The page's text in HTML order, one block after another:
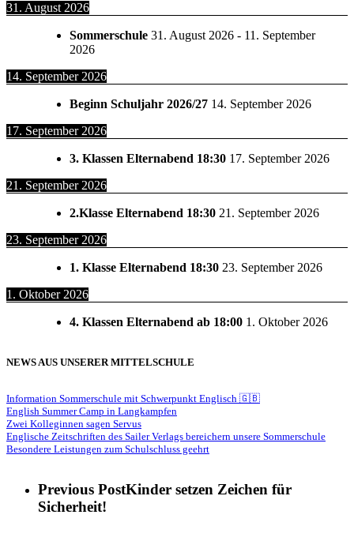
31. August 2026
Sommerschule 31. August 2026 - 11. September
2026
14. September 2026
Beginn Schuljahr 2026/27 14. September 2026
17. September 2026
3. Klassen Elternabend 18:30 17. September 2026
21. September 2026
2.Klasse Elternabend 18:30 21. September 2026
23. September 2026
1. Klasse Elternabend 18:30 23. September 2026
1. Oktober 2026
4. Klassen Elternabend ab 18:00 1. Oktober 2026
NEWS AUS UNSERER MITTELSCHULE
Information Sommerschule mit Schwerpunkt Englisch 🇬🇧
English Summer Camp in Langkampfen
Zwei Kolleginnen sagen Servus
Englische Zeitschriften des Sailer Verlags bereichern unsere Sommerschule
Besondere Leistungen zum Schulschluss geehrt
Previous PostKinder setzen Zeichen für
Sicherheit!